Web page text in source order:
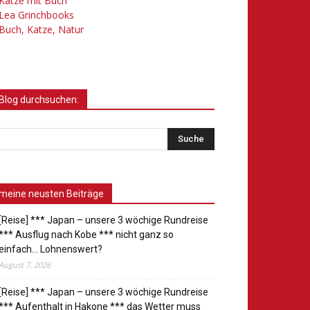
Lea Grinchbooks
Buch, Katze, Natur
Blog durchsuchen:
neusten Beiträge
[Reise] *** Japan – unsere 3 wöchige Rundreise
Ausflug nach Kobe *** nicht ganz so
Lohnenswert?
7, 2026
[Reise] *** Japan – unsere 3 wöchige Rundreise
Aufenthalt in Hakone *** das Wetter muss